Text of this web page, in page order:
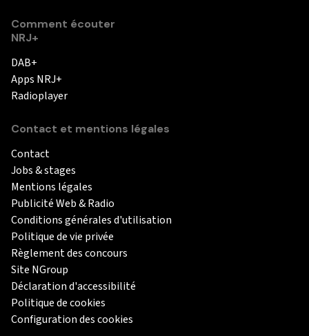
Comment écouter
NRJ+
DAB+
Apps NRJ+
Radioplayer
Contact et mentions légales
Contact
Jobs & stages
Mentions légales
Publicité Web & Radio
Conditions générales d'utilisation
Politique de vie privée
Règlement des concours
Site NGroup
Déclaration d'accessibilité
Politique de cookies
Configuration des cookies